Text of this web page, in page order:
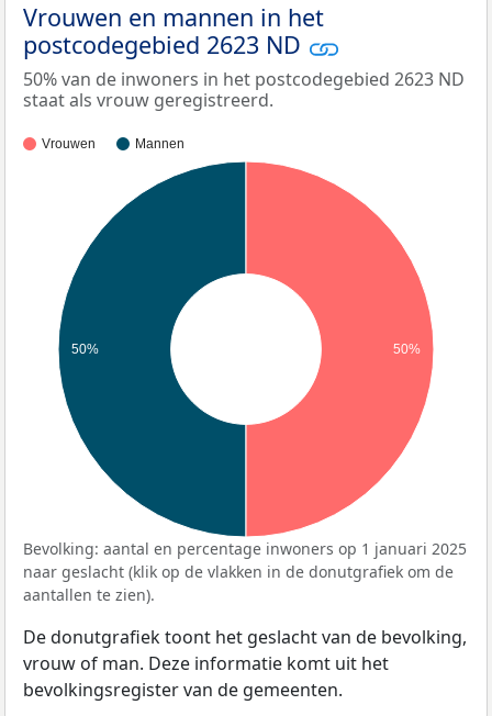
Vrouwen en mannen in het
postcodegebied 2623 ND
50% van de inwoners in het postcodegebied 2623 ND
staat als vrouw geregistreerd.
Vrouwen Mannen
50% 50%
Bevolking: aantal en percentage inwoners op 1 januari 2025
naar geslacht (klik op de vlakken in de donutgrafiek om de
aantallen te zien).
De donutgrafiek toont het geslacht van de bevolking,
vrouw of man. Deze informatie komt uit het
bevolkingsregister van de gemeenten.